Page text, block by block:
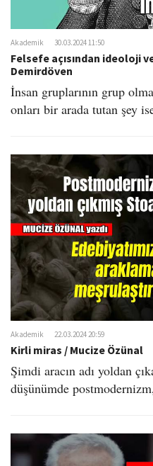
n
Akademik 30.03.2024 11:50
Felsefe açısından ideoloji
Demirdöven
İnsan gruplarının grup
onları bir arada tutan şey
Akademik 22.03.2024 20:59
Kirli miras / Mucize Özünal
Şimdi aracın adı yoldan
düşünümde